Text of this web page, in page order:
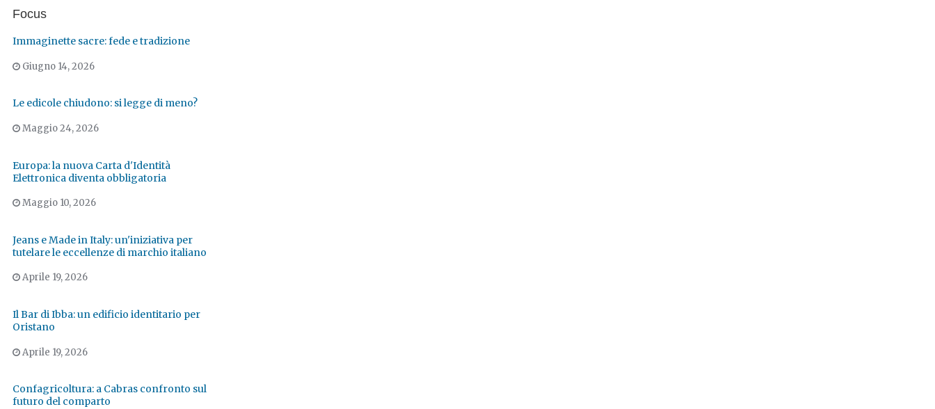
Focus
Immaginette sacre: fede e tradizione
Giugno 14, 2026
Le edicole chiudono: si legge di meno?
Maggio 24, 2026
Europa: la nuova Carta d'Identità
Elettronica diventa obbligatoria
Maggio 10, 2026
Jeans e Made in Italy: un'iniziativa per
tutelare le eccellenze di marchio italiano
Aprile 19, 2026
Il Bar di Ibba: un edificio identitario per
Oristano
Aprile 19, 2026
Confagricoltura: a Cabras confronto sul
futuro del comparto